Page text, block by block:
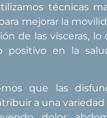
técnicas
mejorar la
de las vísceras,
positivo en la
que las
a una